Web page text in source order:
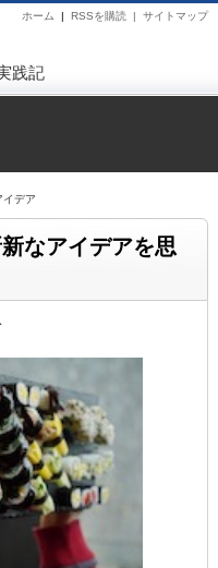
サイトマップ
RSSを購読 |
ホーム |
践記
イデア
なアイデアを思